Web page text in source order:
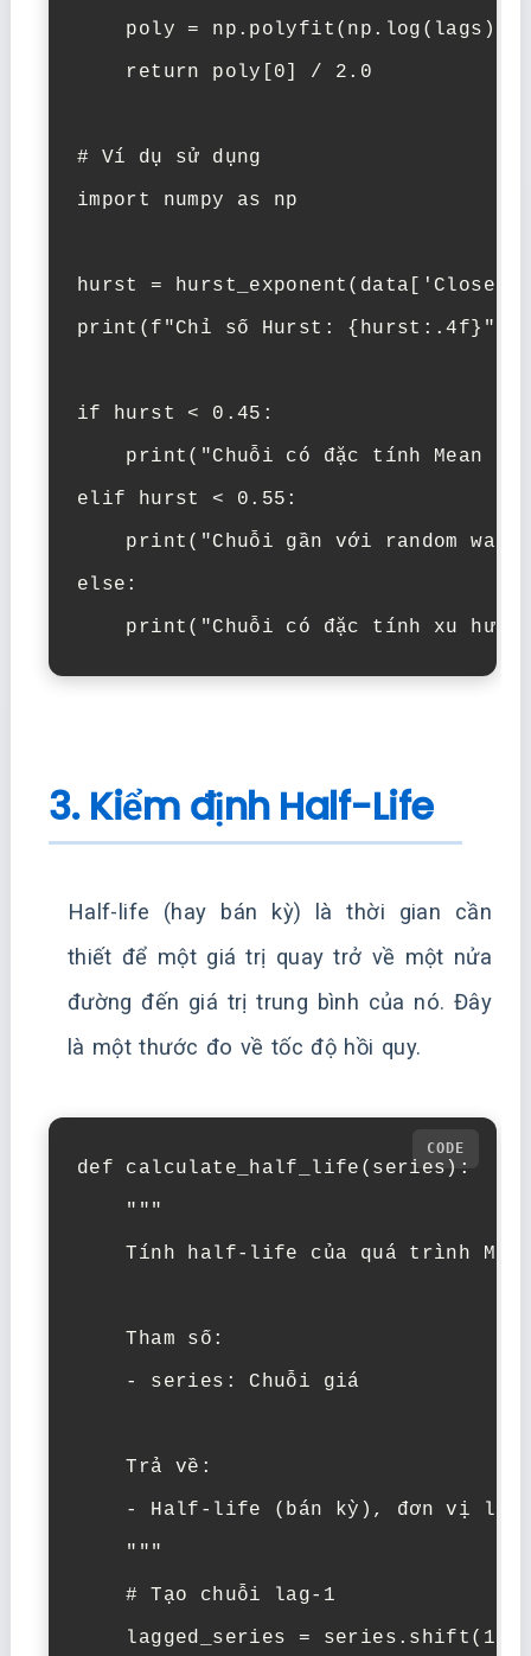
poly = np.polyfit(np.log(lags),
    return poly[0] / 2.0
# Ví dụ sử dụng
import numpy as np
hurst =
print(f"Chỉ số Hurst: {hurst:.4f}")
if hurst < 0.45:
print("Chuỗi có đặc tính Mean
elif hurst < 0.55:
print("Chuỗi gần với random
else:
print("Chuỗi có đặc tính xu
3. Kiểm định Half-Life
Half-life (hay bán kỳ) là thời gian cần
thiết để một giá trị quay trở về một nửa
đường đến giá trị trung bình của nó. Đây
là một thước đo về tốc độ hồi quy.
def calculate_half_life(series):
    """
Tính half-life của quá trình
    Tham số:
    - series: Chuỗi giá
    Trả về:
- Half-life (bán kỳ), đơn vị là
    """
    # Tạo chuỗi lag-1
lagged_series =